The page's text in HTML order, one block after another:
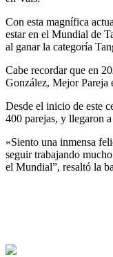
Con esta magnífica
estar en el Mundial de
al ganar la categoría
Cabe recordar que en
González, Mejor Pareja
Desde el inicio de este
400 parejas, y llegaron
«Siento una inmensa
seguir trabajando
el Mundial”, resaltó la